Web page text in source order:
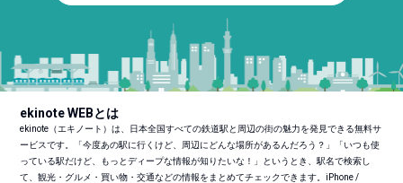
ekinote WEBとは
ekinote（エキノート）は、日本全国すべての鉄道駅と周辺の街の魅力を発見できる無料サ
ービスです。「今度あの駅に行くけど、周辺にどんな場所があるんだろう？」「いつも使
っている駅だけど、もっとディープな情報が知りたいな！」というとき、駅名で検索し
て、観光・グルメ・買い物・交通などの情報をまとめてチェックできます。iPhone /